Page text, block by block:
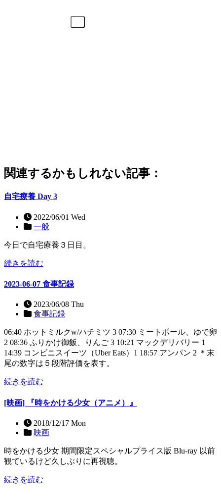
関連するかもしれない記事：
自宅療養 Day 3
2022/06/01 Wed
一般
今日で自宅療養３日目。
続きを読む
2023-06-07 食事記録
2023/06/08 Thu
食事記録
06:40 ホットミルクw/ハチミツ 3 07:30 ミートボール、ゆで卵
2 08:36 ふりかけ御飯、りんご 3 10:21 マックデリバリー 1
14:39 コンビニスイーツ（Uber Eats）1 18:57 アンパン 2 ＊末
尾の数字は５段階評価を表す。
続きを読む
[映画] 『時をかける少女（アニメ）』
2018/12/17 Mon
映画
時をかける少女 期間限定スペシャルプライス版 Blu-ray 以前
観ているけど久しぶりに再視聴。
続きを読む